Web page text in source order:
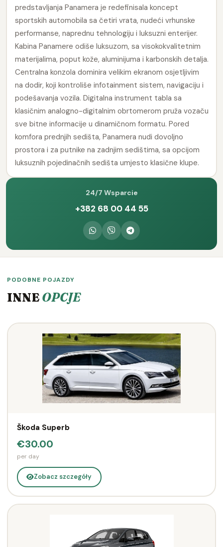
predstavljanja Panamera je redefinisala koncept
sportskih automobila sa četiri vrata, nudeći vrhunske
performanse, naprednu tehnologiju i luksuzni enterijer.
Kabina Panamere odiše luksuzom, sa visokokvalitetnim
materijalima, poput kože, aluminijuma i karbonskih detalja.
Centralna konzola dominira velikim ekranom osjetljivim
na dodir, koji kontroliše infotainment sistem, navigaciju i
podešavanja vozila. Digitalna instrument tabla sa
klasičnim analogno-digitalnim obrtomerom pruža vozaču
sve bitne informacije u dinamičnom formatu. Pored
komfora prednjih sedišta, Panamera nudi dovoljno
prostora i za putnike na zadnjim sedištima, sa opcijom
luksuznih pojedinačnih sedišta umjesto klasične klupe.
24/7 Wsparcie
+382 68 00 44 55
PODOBNE POJAZDY
INNE OPCJE
Škoda Superb
€30.00
per day
Zobacz szczegóły